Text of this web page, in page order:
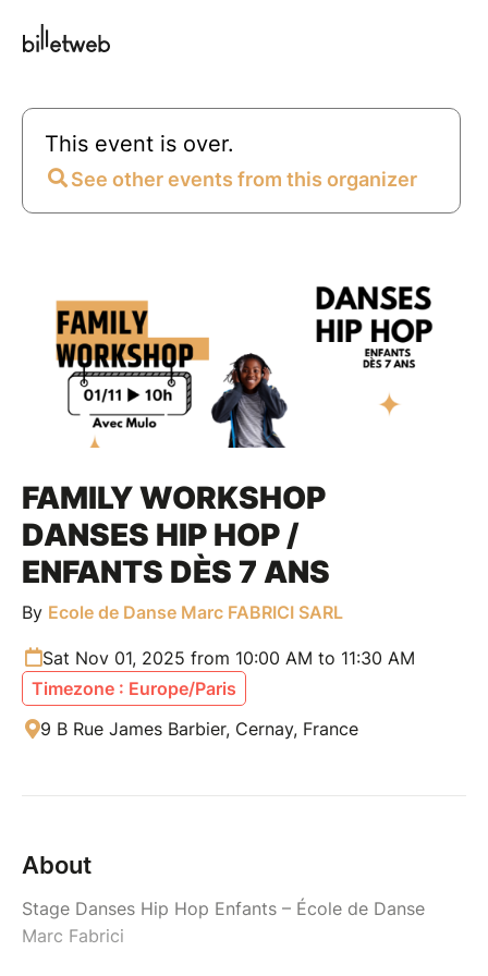
This event is over.
See other events from this organizer
FAMILY WORKSHOP
DANSES HIP HOP /
ENFANTS DÈS 7 ANS
By Ecole de Danse Marc FABRICI SARL
Sat Nov 01, 2025 from 10:00 AM to 11:30 AM
Timezone : Europe/Paris
9 B Rue James Barbier, Cernay, France
About
Stage Danses Hip Hop Enfants – École de Danse
Marc Fabrici